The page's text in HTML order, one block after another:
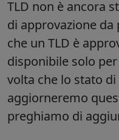
TLD non è ancora
di approvazione da
che un TLD è
disponibile solo
volta che lo stato
aggiorneremo
preghiamo di